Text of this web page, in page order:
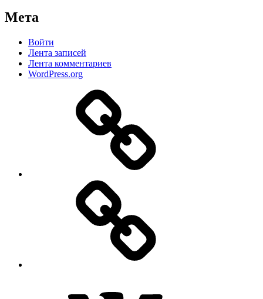
Мета
Войти
Лента записей
Лента комментариев
WordPress.org